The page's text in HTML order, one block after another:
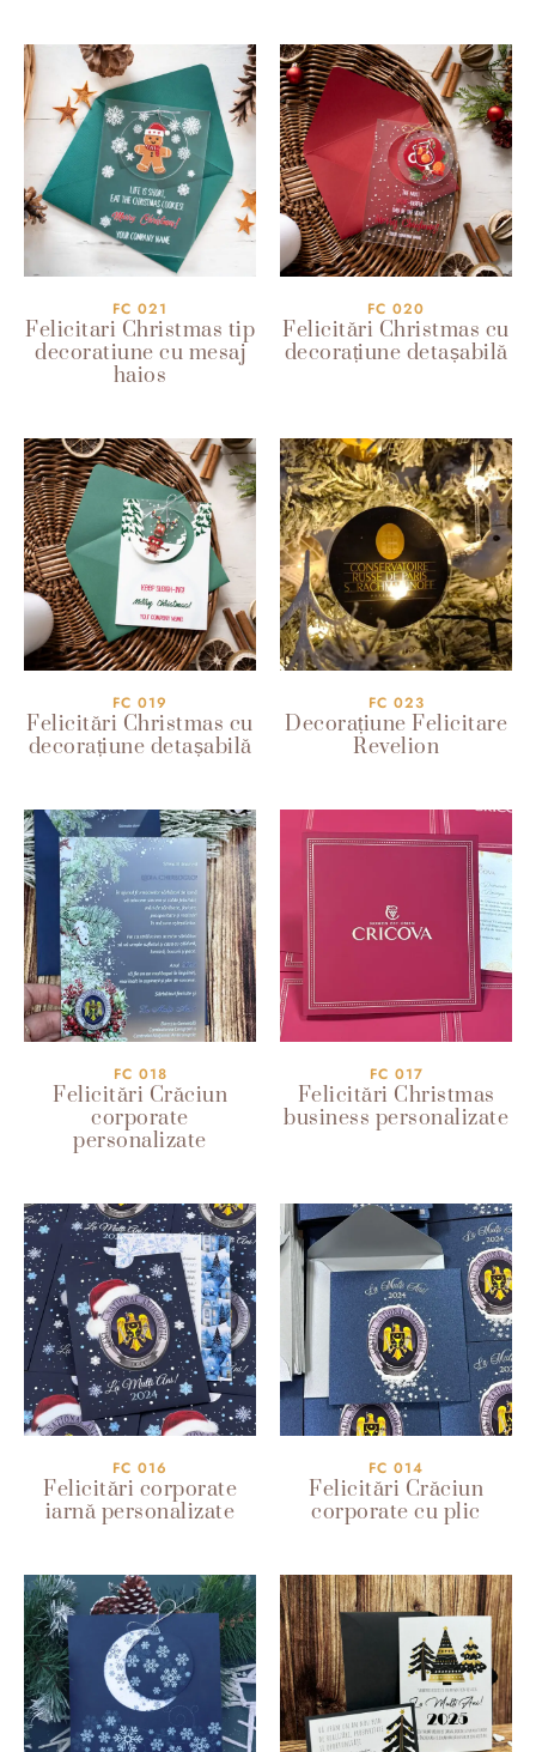
FC 021
Felicitari Christmas tip
decoratiune cu mesaj
haios
FC 020
Felicitări Christmas cu
decorațiune detașabilă
FC 019
Felicitări Christmas cu
decorațiune detașabilă
FC 023
Decorațiune Felicitare
Revelion
FC 018
Felicitări Crăciun
corporate
personalizate
FC 017
Felicitări Christmas
business personalizate
FC 016
Felicitări corporate
iarnă personalizate
FC 014
Felicitări Crăciun
corporate cu plic